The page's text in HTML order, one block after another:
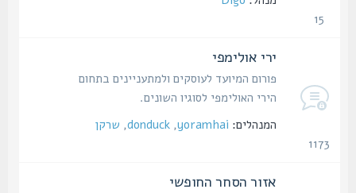
ירי אולימפי
פורום המיועד לעוסקים ולמתעניינים בתחום
הירי האולימפי לסוגיו השונים.
המנהלים: yoramhai
,
donduck
,שרקן
אזור הסחר החופשי